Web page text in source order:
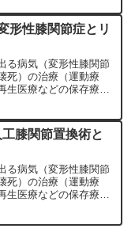
手術を専門）の塗山正
ます。
性膝関節症とリ
る病気（変形性膝関節
死）の治療（運動療
生医療などの保存療
手術を専門）の塗山正
ます。
膝関節置換術と
る病気（変形性膝関節
死）の治療（運動療
生医療などの保存療